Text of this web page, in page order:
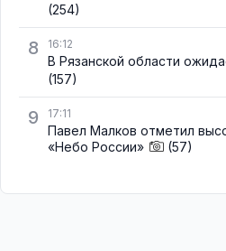
(254)
8 16:12
В Рязанской области
(157)
9 17:11
Павел Малков отметил
«Небо России»
(57)